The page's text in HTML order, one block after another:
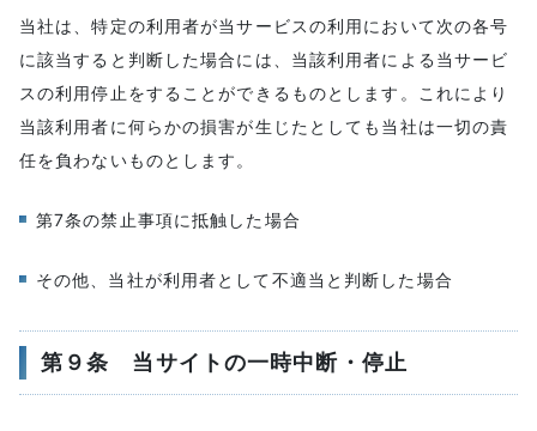
当社は、特定の利用者が当サービスの利用において次の各号
に該当すると判断した場合には、当該利用者による当サービ
スの利用停止をすることができるものとします。これにより
当該利用者に何らかの損害が生じたとしても当社は一切の責
任を負わないものとします。
第7条の禁止事項に抵触した場合
その他、当社が利用者として不適当と判断した場合
第９条 当サイトの一時中断・停止